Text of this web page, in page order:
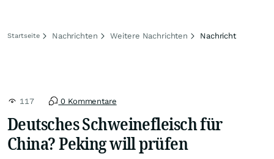
Startseite Nachrichten Weitere Nachrichten Nachricht
117 0 Kommentare
Deutsches Schweinefleisch für
China? Peking will prüfen